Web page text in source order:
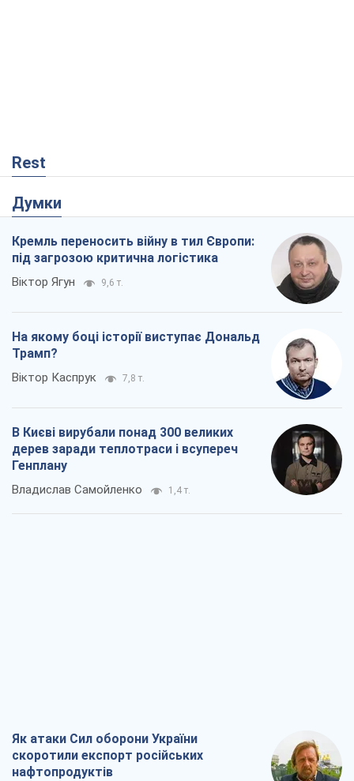
Rest
Думки
Кремль переносить війну в тил Європи:
під загрозою критична логістика
Віктор Ягун 9,6 т.
На якому боці історії виступає Дональд
Трамп?
Віктор Каспрук 7,8 т.
В Києві вирубали понад 300 великих
дерев заради теплотраси і всупереч
Генплану
Владислав Самойленко 1,4 т.
Як атаки Сил оборони України
скоротили експорт російських
нафтопродуктів